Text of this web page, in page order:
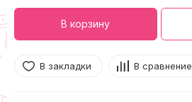
В корзину
В закладки В сравнение